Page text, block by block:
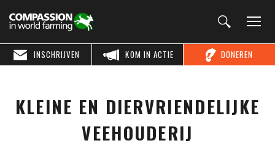
DONEREN
KOM IN ACTIE
INSCHRIJVEN
KLEINE EN DIERVRIENDELIJKE
VEEHOUDERIJ